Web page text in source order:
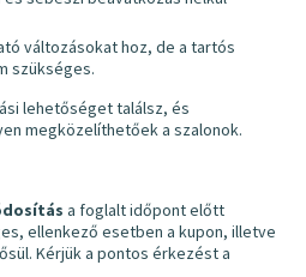
változásokat hoz, de a tartós
szükséges.
lehetőséget találsz, és
megközelíthetőek a szalonok.
a foglalt időpont előtt
ellenkező esetben a kupon, illetve
Kérjük a pontos érkezést a